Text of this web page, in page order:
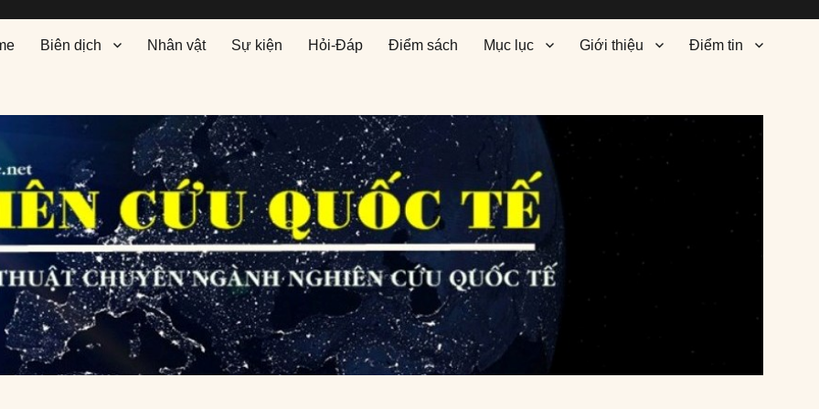
Biên dịch Nhân vật Sự kiện Hỏi-Đáp Điểm sách Mục lục Giới thiệu Điểm tin